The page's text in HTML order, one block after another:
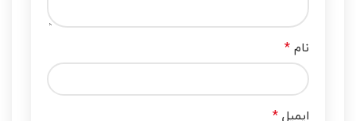
نام *
ایمیل *